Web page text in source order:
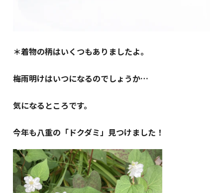
＊着物の柄はいくつもありましたよ。
梅雨明けはいつになるのでしょうか…
気になるところです。
今年も八重の「ドクダミ」見つけました！